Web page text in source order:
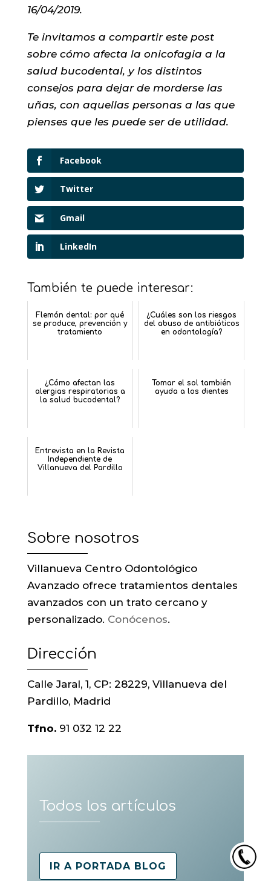
16/04/2019.
Te invitamos a compartir este post
sobre cómo afecta la onicofagia a la
salud bucodental, y los distintos
consejos para dejar de morderse las
uñas, con aquellas personas a las que
pienses que les puede ser de utilidad.
Facebook
Twitter
Gmail
LinkedIn
También te puede interesar:
Flemón dental: por qué
se produce, prevención y
tratamiento
¿Cuáles son los riesgos
del abuso de antibióticos
en odontología?
¿Cómo afectan las
alergias respiratorias a
la salud bucodental?
Tomar el sol también
ayuda a los dientes
Entrevista en la Revista
Independiente de
Villanueva del Pardillo
Sobre nosotros
Villanueva Centro Odontológico
Avanzado ofrece tratamientos dentales
avanzados con un trato cercano y
personalizado. Conócenos.
Dirección
Calle Jaral, 1, CP: 28229, Villanueva del
Pardillo, Madrid
Tfno.91 032 12 22
Todos los artículos
IR A PORTADA BLOG